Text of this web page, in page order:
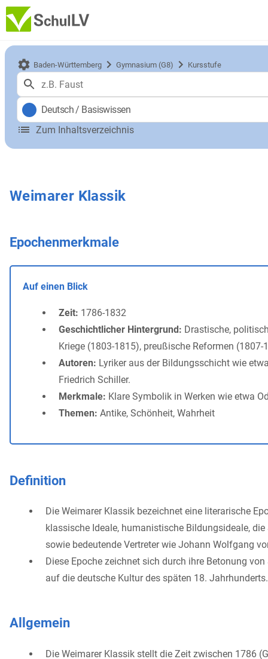
Baden-Württemberg Gymnasium (G8) Kursstufe
Deutsch/ Basiswissen
Zum Inhaltsverzeichnis
Weimarer Klassik
Epochenmerkmale
Auf einen Blick
Zeit: 1786-1832
Geschichtlicher Hintergrund: Drastische,
Kriege (1803-1815), preußische Reformen
Autoren: Lyriker aus der Bildungsschicht wie
Friedrich Schiller.
Merkmale: Klare Symbolik in Werken wie etwa
Themen: Antike, Schönheit, Wahrheit
Definition
Die Weimarer Klassik bezeichnet eine literarische
klassische Ideale, humanistische Bildungsideale,
sowie bedeutende Vertreter wie Johann Wolfgang
Diese Epoche zeichnet sich durch ihre Betonung
auf die deutsche Kultur des späten 18. Jahrhunderts.
Allgemein
Die Weimarer Klassik stellt die Zeit zwischen 1786